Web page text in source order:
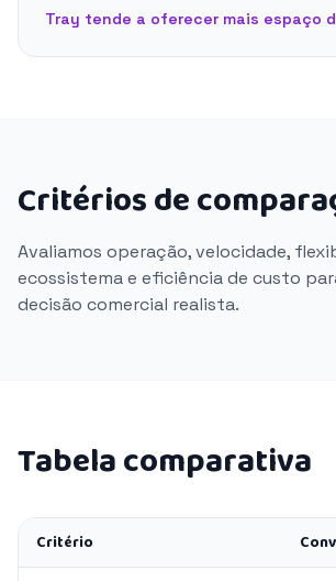
Tray tende a oferecer mais espaço
Critérios de
Avaliamos operação, velocidade,
ecossistema e eficiência de custo
decisão comercial realista.
Tabela comparativa
Critério